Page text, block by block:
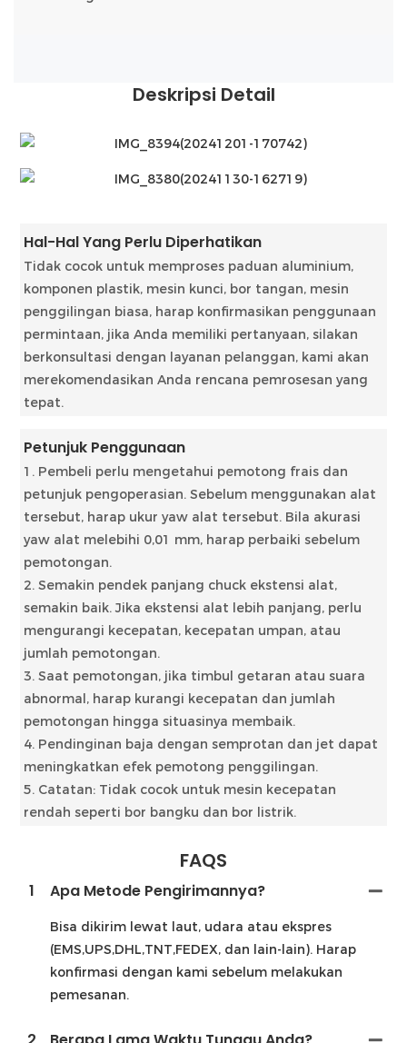
Deskripsi Detail
Hal-Hal Yang Perlu Diperhatikan
Tidak cocok untuk memproses paduan aluminium,
komponen plastik, mesin kunci, bor tangan, mesin
penggilingan biasa, harap konfirmasikan penggunaan
permintaan, jika Anda memiliki pertanyaan, silakan
berkonsultasi dengan layanan pelanggan, kami akan
merekomendasikan Anda rencana pemrosesan yang
tepat.
Petunjuk Penggunaan
1. Pembeli perlu mengetahui pemotong frais dan
petunjuk pengoperasian. Sebelum menggunakan alat
tersebut, harap ukur yaw alat tersebut. Bila akurasi
yaw alat melebihi 0,01 mm, harap perbaiki sebelum
pemotongan.
2. Semakin pendek panjang chuck ekstensi alat,
semakin baik. Jika ekstensi alat lebih panjang, perlu
mengurangi kecepatan, kecepatan umpan, atau
jumlah pemotongan.
3. Saat pemotongan, jika timbul getaran atau suara
abnormal, harap kurangi kecepatan dan jumlah
pemotongan hingga situasinya membaik.
4. Pendinginan baja dengan semprotan dan jet dapat
meningkatkan efek pemotong penggilingan.
5. Catatan: Tidak cocok untuk mesin kecepatan
rendah seperti bor bangku dan bor listrik.
FAQS
1 Apa Metode Pengirimannya?
Bisa dikirim lewat laut, udara atau ekspres
(EMS,UPS,DHL,TNT,FEDEX, dan lain-lain). Harap
konfirmasi dengan kami sebelum melakukan
pemesanan.